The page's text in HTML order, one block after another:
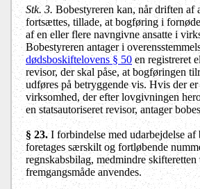
Stk. 3. Bobestyreren kan, når driften af
fortsættes, tillade, at bogføring i
af en eller flere navngivne ansatte i
Bobestyreren antager i
dødsboskiftelovens § 50en registreret
revisor, der skal påse, at bogføringen
udføres på betryggende vis. Hvis der er
virksomhed, der efter lovgivningen
en statsautoriseret revisor, antager
§ 23.I forbindelse med udarbejdelse af
foretages særskilt og fortløbende
regnskabsbilag, medmindre skifteretten
fremgangsmåde anvendes.